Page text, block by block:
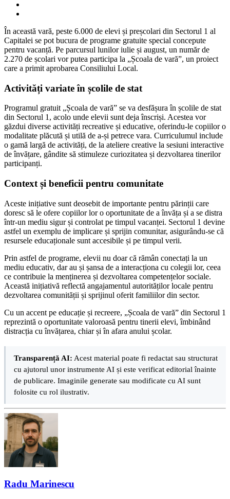
În această vară, peste 6.000 de elevi și preșcolari din Sectorul 1 al
Capitalei se pot bucura de programe gratuite special concepute
pentru vacanță. Pe parcursul lunilor iulie și august, un număr de
2.270 de școlari vor putea participa la „Școala de vară”, un proiect
care a primit aprobarea Consiliului Local.
Activități variate în școlile de stat
Programul gratuit „Școala de vară” se va desfășura în școlile de stat
din Sectorul 1, acolo unde elevii sunt deja înscriși. Acestea vor
găzdui diverse activități recreative și educative, oferindu-le copiilor o
modalitate plăcută și utilă de a-și petrece vara. Curriculumul include
o gamă largă de activități, de la ateliere creative la sesiuni interactive
de învățare, gândite să stimuleze curiozitatea și dezvoltarea tinerilor
participanți.
Context și beneficii pentru comunitate
Aceste inițiative sunt deosebit de importante pentru părinții care
doresc să le ofere copiilor lor o oportunitate de a învăța și a se distra
într-un mediu sigur și controlat pe timpul vacanței. Sectorul 1 devine
astfel un exemplu de implicare și sprijin comunitar, asigurându-se că
resursele educaționale sunt accesibile și pe timpul verii.
Prin astfel de programe, elevii nu doar că rămân conectați la un
mediu educativ, dar au și șansa de a interacționa cu colegii lor, ceea
ce contribuie la menținerea și dezvoltarea competențelor sociale.
Această inițiativă reflectă angajamentul autorităților locale pentru
dezvoltarea comunității și sprijinul oferit familiilor din sector.
Cu un accent pe educație și recreere, „Școala de vară” din Sectorul 1
reprezintă o oportunitate valoroasă pentru tinerii elevi, îmbinând
distracția cu învățarea, chiar și în afara anului școlar.
Transparență AI: Acest material poate fi redactat sau structurat
cu ajutorul unor instrumente AI și este verificat editorial înainte
de publicare. Imaginile generate sau modificate cu AI sunt
folosite cu rol ilustrativ.
Radu Marinescu